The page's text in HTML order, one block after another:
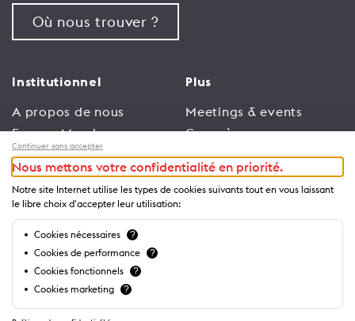
Où nous trouver ?
Institutionnel
A propos de nous
Espace Membres
Emploi
Conditions générales
d’utilisation
Politique de
confidentialité
Plus
Meetings & events
Congrès
Trade
Espace Médias
Annonceurs
Brochures et guides
Continuer sans accepter
Nous mettons votre confidentialité en priorité.
Notre site Internet utilise les types de cookies suivants tout en vous laissant
le libre choix d'accepter leur utilisation:
Cookies nécessaires ?
Cookies de performance ?
Cookies fonctionnels ?
Cookies marketing ?